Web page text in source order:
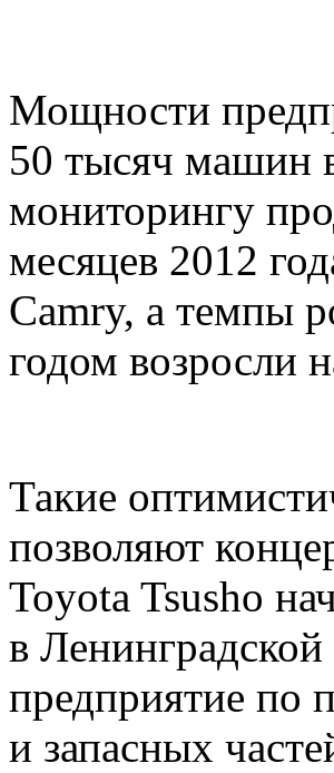
Мощности
50 тысяч машин
мониторингу
месяцев 2012
Camry, а темпы
годом возросли
Такие
позволяют
Toyota Tsusho
в Ленинградской
предприятие по
и запасных